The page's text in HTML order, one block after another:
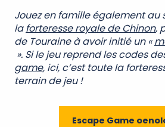
Jouez en famille également au
laforteresse royale de Chinon,
de Touraine à avoir initié un «
». Si le jeu reprend les codes
game, ici, c’est toute la
terrain de jeu !
Escape Game